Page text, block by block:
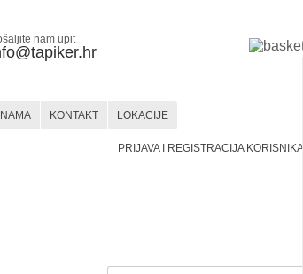
nam upit
KONTAKT LOKACIJE
PRIJAVA I REGISTRACIJA KORISNIKA